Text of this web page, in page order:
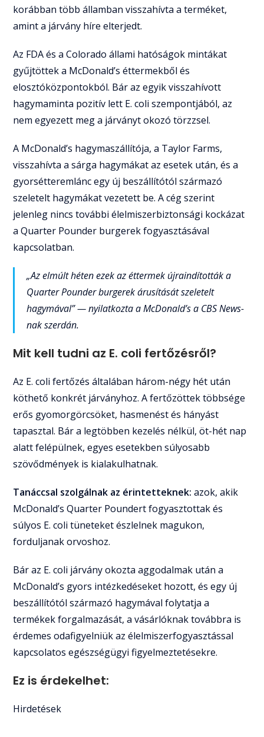
korábban több államban visszahívta a terméket,
amint a járvány híre elterjedt.
Az FDA és a Colorado állami hatóságok mintákat
gyűjtöttek a McDonald’s éttermekből és
elosztóközpontokból. Bár az egyik visszahívott
hagymaminta pozitív lett E. coli szempontjából, az
nem egyezett meg a járványt okozó törzzsel.
A McDonald’s hagymaszállítója, a Taylor Farms,
visszahívta a sárga hagymákat az esetek után, és a
gyorsétteremlánc egy új beszállítótól származó
szeletelt hagymákat vezetett be. A cég szerint
jelenleg nincs további élelmiszerbiztonsági kockázat
a Quarter Pounder burgerek fogyasztásával
kapcsolatban.
„Az elmúlt héten ezek az éttermek újraindították a
Quarter Pounder burgerek árusítását szeletelt
hagymával” — nyilatkozta a McDonald’s a CBS News-
nak szerdán.
Mit kell tudni az E. coli fertőzésről?
Az E. coli fertőzés általában három-négy hét után
köthető konkrét járványhoz. A fertőzöttek többsége
erős gyomorgörcsöket, hasmenést és hányást
tapasztal. Bár a legtöbben kezelés nélkül, öt-hét nap
alatt felépülnek, egyes esetekben súlyosabb
szövődmények is kialakulhatnak.
Tanáccsal szolgálnak az érintetteknek: azok, akik
McDonald’s Quarter Poundert fogyasztottak és
súlyos E. coli tüneteket észlelnek magukon,
forduljanak orvoshoz.
Bár az E. coli járvány okozta aggodalmak után a
McDonald’s gyors intézkedéseket hozott, és egy új
beszállítótól származó hagymával folytatja a
termékek forgalmazását, a vásárlóknak továbbra is
érdemes odafigyelniük az élelmiszerfogyasztással
kapcsolatos egészségügyi figyelmeztetésekre.
Ez is érdekelhet:
Hirdetések